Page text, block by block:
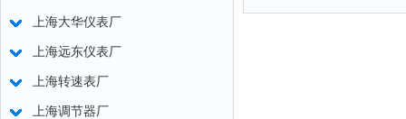
上海大华仪表厂
上海远东仪表厂
上海转速表厂
上海调节器厂